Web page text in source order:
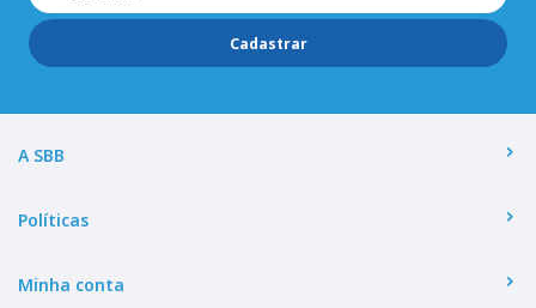
Cadastrar
A SBB
Políticas
Minha conta